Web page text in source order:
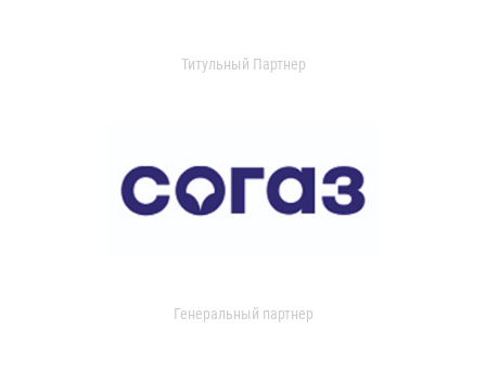
Титульный Партнер
Генеральный партнер